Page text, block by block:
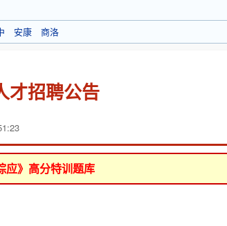
安康 商洛
才招聘公告
应》高分特训题库